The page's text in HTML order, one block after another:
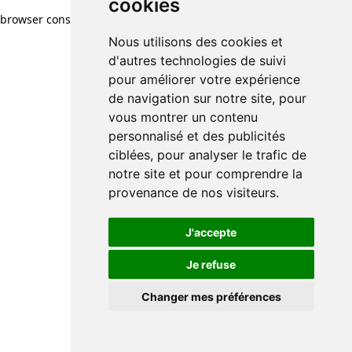
cookies
Nous utilisons des cookies et
d'autres technologies de suivi
pour améliorer votre expérience
de navigation sur notre site, pour
vous montrer un contenu
personnalisé et des publicités
ciblées, pour analyser le trafic de
notre site et pour comprendre la
provenance de nos visiteurs.
J'accepte
Je refuse
Changer mes préférences
browser console for more information)